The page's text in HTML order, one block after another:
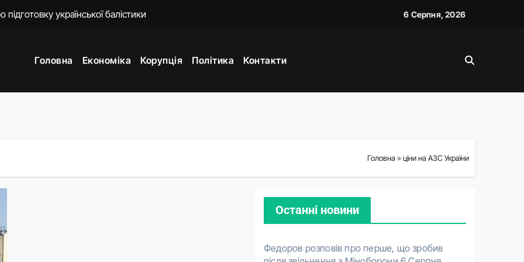
пояснила наслідки для експорту цін і курсу
Що сталося з Верховною Радою за сім років без виборів
отримала на прощання мільйон від «Нафтогазу»
зробив після звільнення з Міноборони
6 Серпня, 2026
Головна Економіка Корупція Політика Контакти
Головна » ціни на АЗС України
Останні новини
Федоров розповів про перше, що зробив